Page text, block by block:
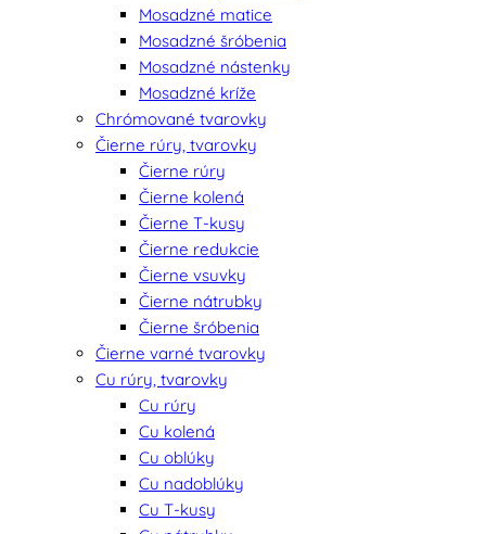
Mosadzné matice
Mosadzné šróbenia
Mosadzné nástenky
Mosadzné kríže
Chrómované tvarovky
Čierne rúry, tvarovky
Čierne rúry
Čierne kolená
Čierne T-kusy
Čierne redukcie
Čierne vsuvky
Čierne nátrubky
Čierne šróbenia
Čierne varné tvarovky
Cu rúry, tvarovky
Cu rúry
Cu kolená
Cu oblúky
Cu nadoblúky
Cu T-kusy